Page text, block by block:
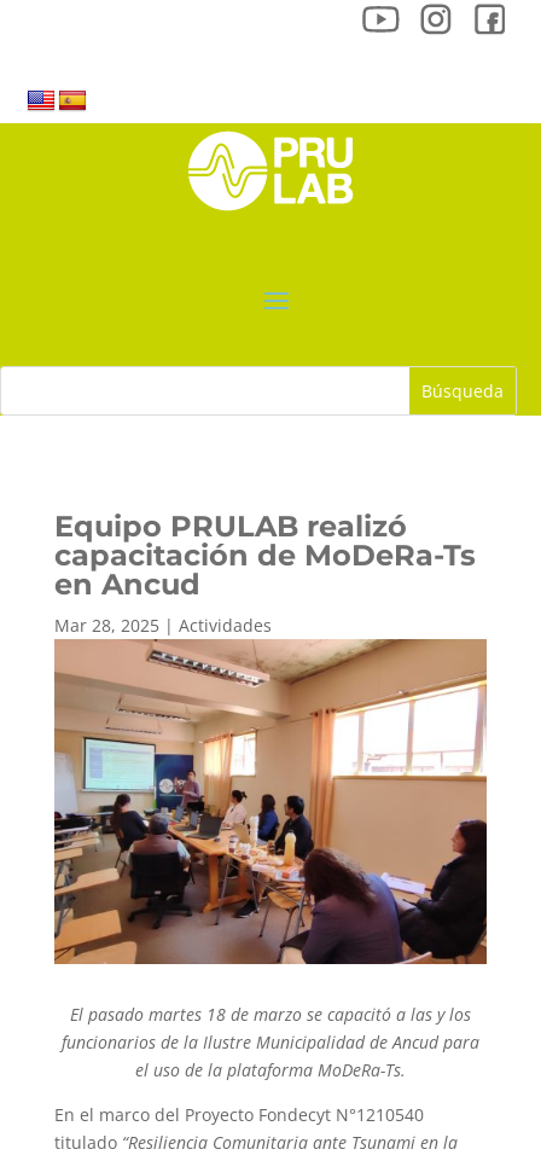
Equipo PRULAB realizó
capacitación de MoDeRa-Ts
en Ancud
Mar 28, 2025| Actividades
El pasado martes 18 de marzo se capacitó a las y los
funcionarios de la Ilustre Municipalidad de Ancud para
el uso de la plataforma MoDeRa-Ts.
En el marco del Proyecto Fondecyt N°1210540
titulado “Resiliencia Comunitaria ante Tsunami en la